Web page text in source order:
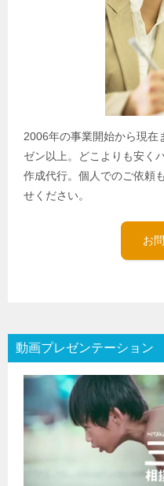
2006年の事業開始から現在
ゼン以上。どこよりも安く
作成代行。個人でのご依頼
せください。
お
動画プレゼンテーション